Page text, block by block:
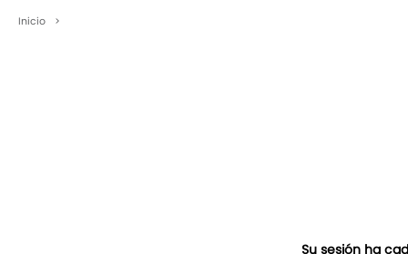
Inicio >
Su sesión ha